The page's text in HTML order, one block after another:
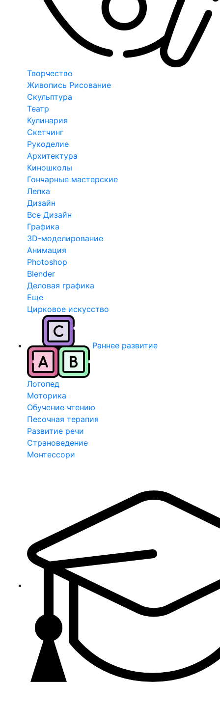
Творчество
Живопись Рисование
Скульптура
Театр
Кулинария
Скетчинг
Рукоделие
Архитектура
Киношколы
Гончарные мастерские
Лепка
Дизайн
Все Дизайн
Графика
3D-моделирование
Анимация
Photoshop
Blender
Деловая графика
Еще
Цирковое искусство
Раннее развитие
Логопед
Моторика
Обучение чтению
Песочная терапия
Развитие речи
Страноведение
Монтессори